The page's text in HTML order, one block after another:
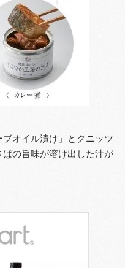
オイル漬け」とクニッツ
の旨味が溶け出した汁が